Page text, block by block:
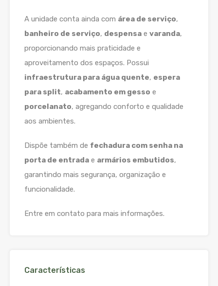
A unidade conta ainda com área de serviço,
banheiro de serviço, despensa e varanda,
proporcionando mais praticidade e
aproveitamento dos espaços. Possui
infraestrutura para água quente, espera
para split, acabamento em gesso e
porcelanato, agregando conforto e qualidade
aos ambientes.
Dispõe também de fechadura com senha na
porta de entrada e armários embutidos,
garantindo mais segurança, organização e
funcionalidade.
Entre em contato para mais informações.
Características